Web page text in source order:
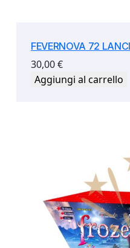
FEVERNOVA 72 LANCI
30,00€
Aggiungi al carrello